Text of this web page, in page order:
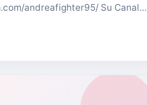
andreafighter95/ Su Canal…